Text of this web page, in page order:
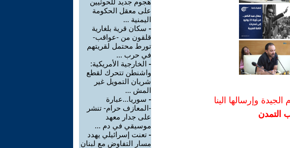
وإرسالها الينا
التمدن
هجوم جديد للحوثيين
على معقل الحكومة
اليمنية ...
- سكان قرية بلغارية
قلقون من -عواقب-
تورط محتمل لقريتهم
في حرب ...
- الخارجية الأمريكية:
واشنطن تتحرك لقطع
شريان التمويل غير
المش ...
- سوريا...عبارة
-المعازف حرام- تنشر
على جدار معهد
موسيقي في دم ...
- تعنت إسرائيلي يهدد
مسار التفاوض مع لبنان